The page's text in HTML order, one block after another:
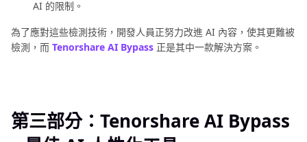
編
輯
AI 的限制。
為了應對這些檢測技術，開發人員正努力改進 AI 內容，使其更難被
檢測，而 Tenorshare AI Bypass 正是其中一款解決方案。
第三部分：Tenorshare AI Bypass